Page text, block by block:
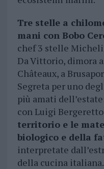
Tre stelle a
mani con Bobo
chef 3 stelle
Da Vittorio, dimora
Châteaux, a
Segreta per uno
più amati
con Luigi
territorio e le
biologico e della
interpretate
della cucina italiana.